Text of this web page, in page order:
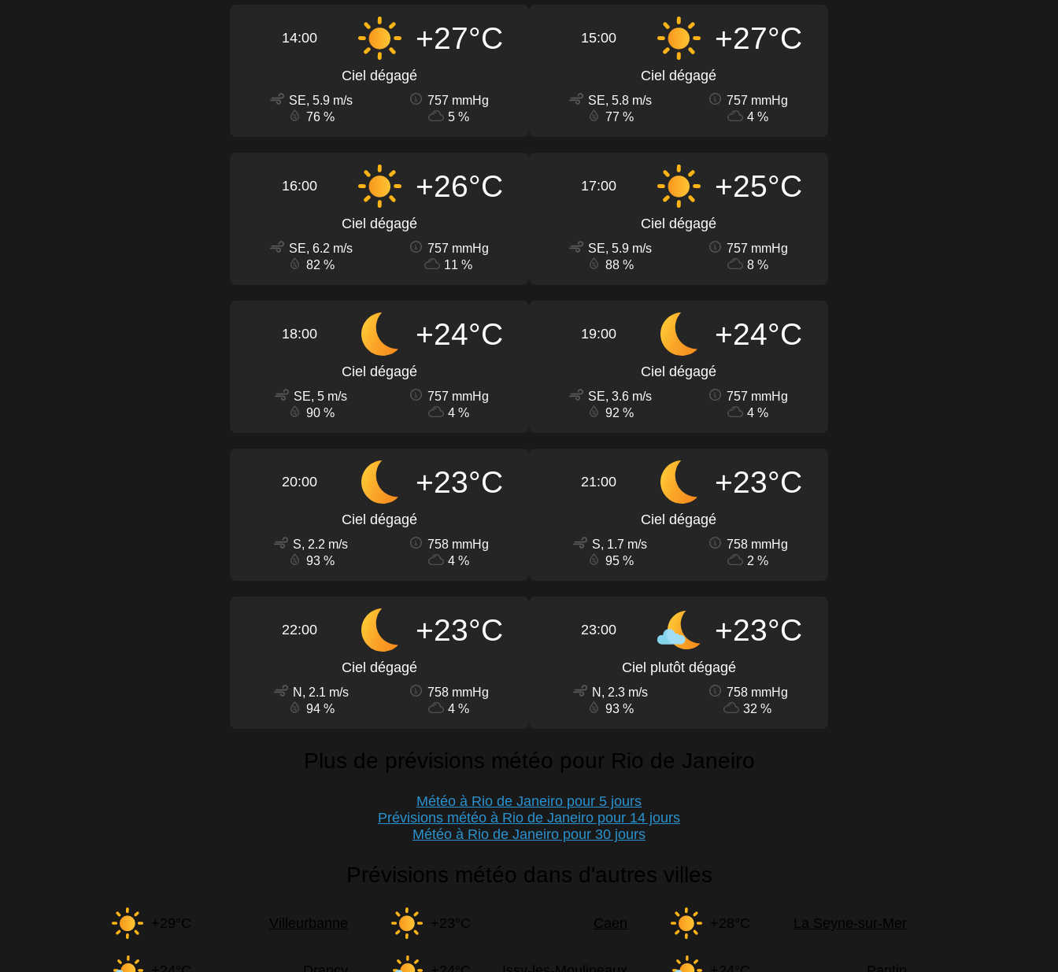
14:00 +27°C
Ciel dégagé
SE, 5.9 m/s
757 mmHg
76 %
5 %
15:00 +27°C
Ciel dégagé
SE, 5.8 m/s
757 mmHg
77 %
4 %
16:00 +26°C
Ciel dégagé
SE, 6.2 m/s
757 mmHg
82 %
11 %
17:00 +25°C
Ciel dégagé
SE, 5.9 m/s
757 mmHg
88 %
8 %
18:00 +24°C
Ciel dégagé
SE, 5 m/s
757 mmHg
90 %
4 %
19:00 +24°C
Ciel dégagé
SE, 3.6 m/s
757 mmHg
92 %
4 %
20:00 +23°C
Ciel dégagé
S, 2.2 m/s
758 mmHg
93 %
4 %
21:00 +23°C
Ciel dégagé
S, 1.7 m/s
758 mmHg
95 %
2 %
22:00 +23°C
Ciel dégagé
N, 2.1 m/s
758 mmHg
94 %
4 %
23:00 +23°C
Ciel plutôt dégagé
N, 2.3 m/s
758 mmHg
93 %
32 %
Plus de prévisions météo pour Rio de Janeiro
Météo à Rio de Janeiro pour 5 jours
Prévisions météo à Rio de Janeiro pour 14 jours
Météo à Rio de Janeiro pour 30 jours
Prévisions météo dans d'autres villes
+29°C Villeurbanne +23°C Caen +28°C La Seyne-sur-Mer